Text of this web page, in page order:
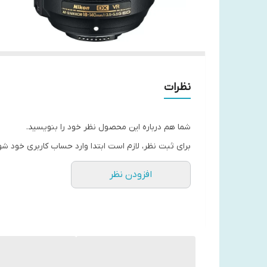
نظرات
شما هم درباره این محصول نظر خود را بنویسید.
برای ثبت نظر، لازم است ابتدا وارد حساب کاربری خود
افزودن نظر